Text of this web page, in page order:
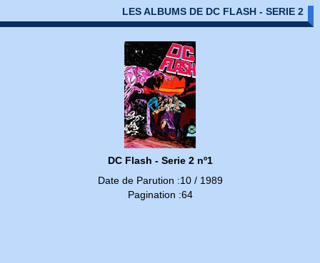
LES ALBUMS DE DC FLASH - SERIE 2
DC Flash - Serie 2 nº1
Date de Parution :10 / 1989
Pagination :64